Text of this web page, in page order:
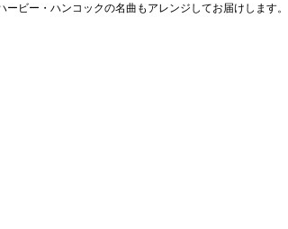
ビー・ハンコックの名曲もアレンジしてお届けします。